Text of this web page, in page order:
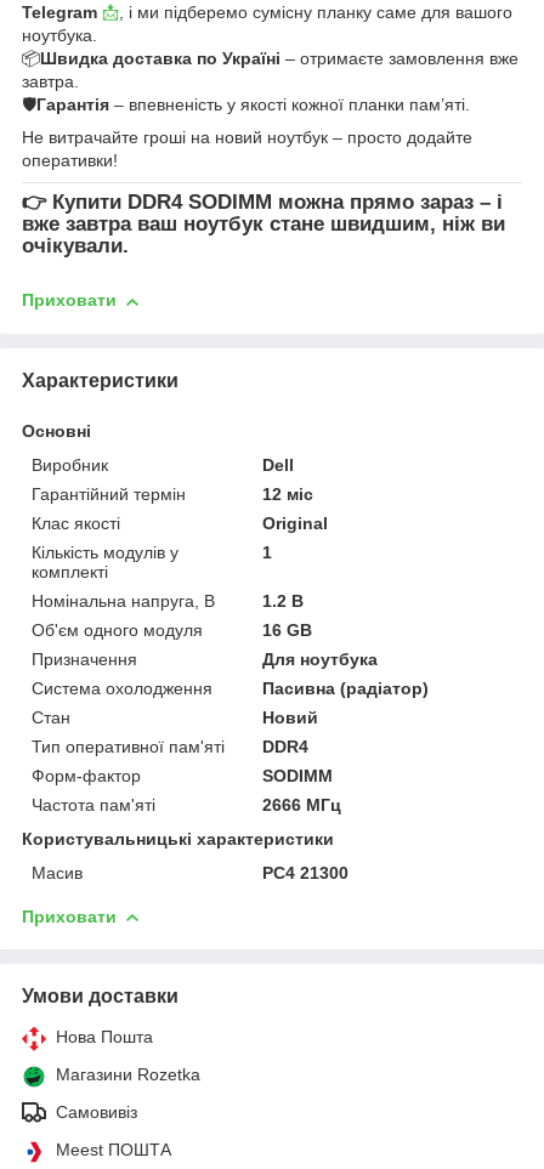
Telegram 📩 , і ми підберемо сумісну планку саме для вашого
ноутбука.
📦Швидка доставка по Україні – отримаєте замовлення вже
завтра.
🛡Гарантія – впевненість у якості кожної планки пам’яті.
Не витрачайте гроші на новий ноутбук – просто додайте
оперативки!
👉 Купити DDR4 SODIMM можна прямо зараз – і
вже завтра ваш ноутбук стане швидшим, ніж ви
очікували.
Приховати
Характеристики
Основні
Виробник
Dell
Гарантійний термін
12 міс
Клас якості
Original
Кількість модулів у
комплекті
1
Номінальна напруга, В
1.2 В
Об'єм одного модуля
16 GB
Призначення
Для ноутбука
Система охолодження
Пасивна (радіатор)
Стан
Новий
Тип оперативної пам'яті
DDR4
Форм-фактор
SODIMM
Частота пам'яті
2666 МГц
Користувальницькі характеристики
Масив
PC4 21300
Приховати
Умови доставки
Нова Пошта
Магазини Rozetka
Самовивіз
Meest ПОШТА